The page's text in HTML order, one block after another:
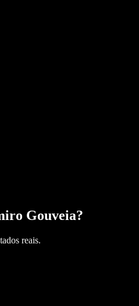
Gouveia?
reais.